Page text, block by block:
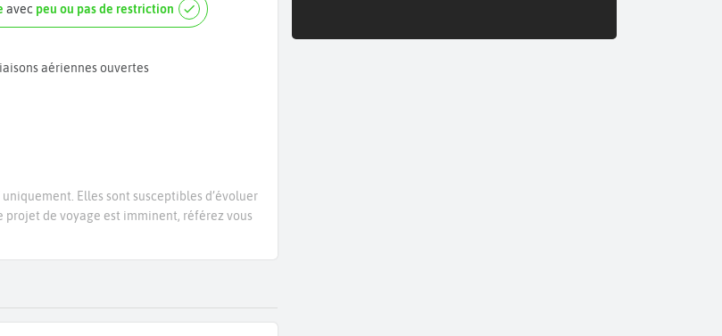
avec peu ou pas de restriction
aériennes ouvertes
Elles sont susceptibles d’évoluer
projet de voyage est imminent, référez vous